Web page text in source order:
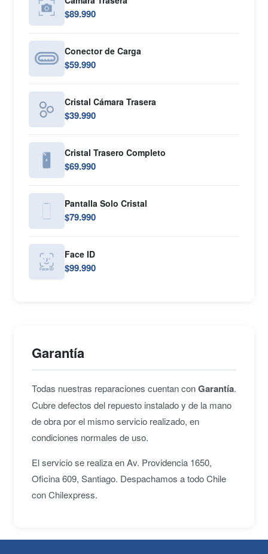
$89.990
Conector de Carga
$59.990
Cristal Cámara Trasera
$39.990
Cristal Trasero Completo
$69.990
Pantalla Solo Cristal
$79.990
Face ID
$99.990
Garantía
Todas nuestras reparaciones cuentan conGarantía.
Cubre defectos del repuesto instalado y de la mano
de obra por el mismo servicio realizado, en
condiciones normales de uso.
El servicio se realiza en Av. Providencia 1650,
Oficina 609, Santiago. Despachamos a todo Chile
con Chilexpress.